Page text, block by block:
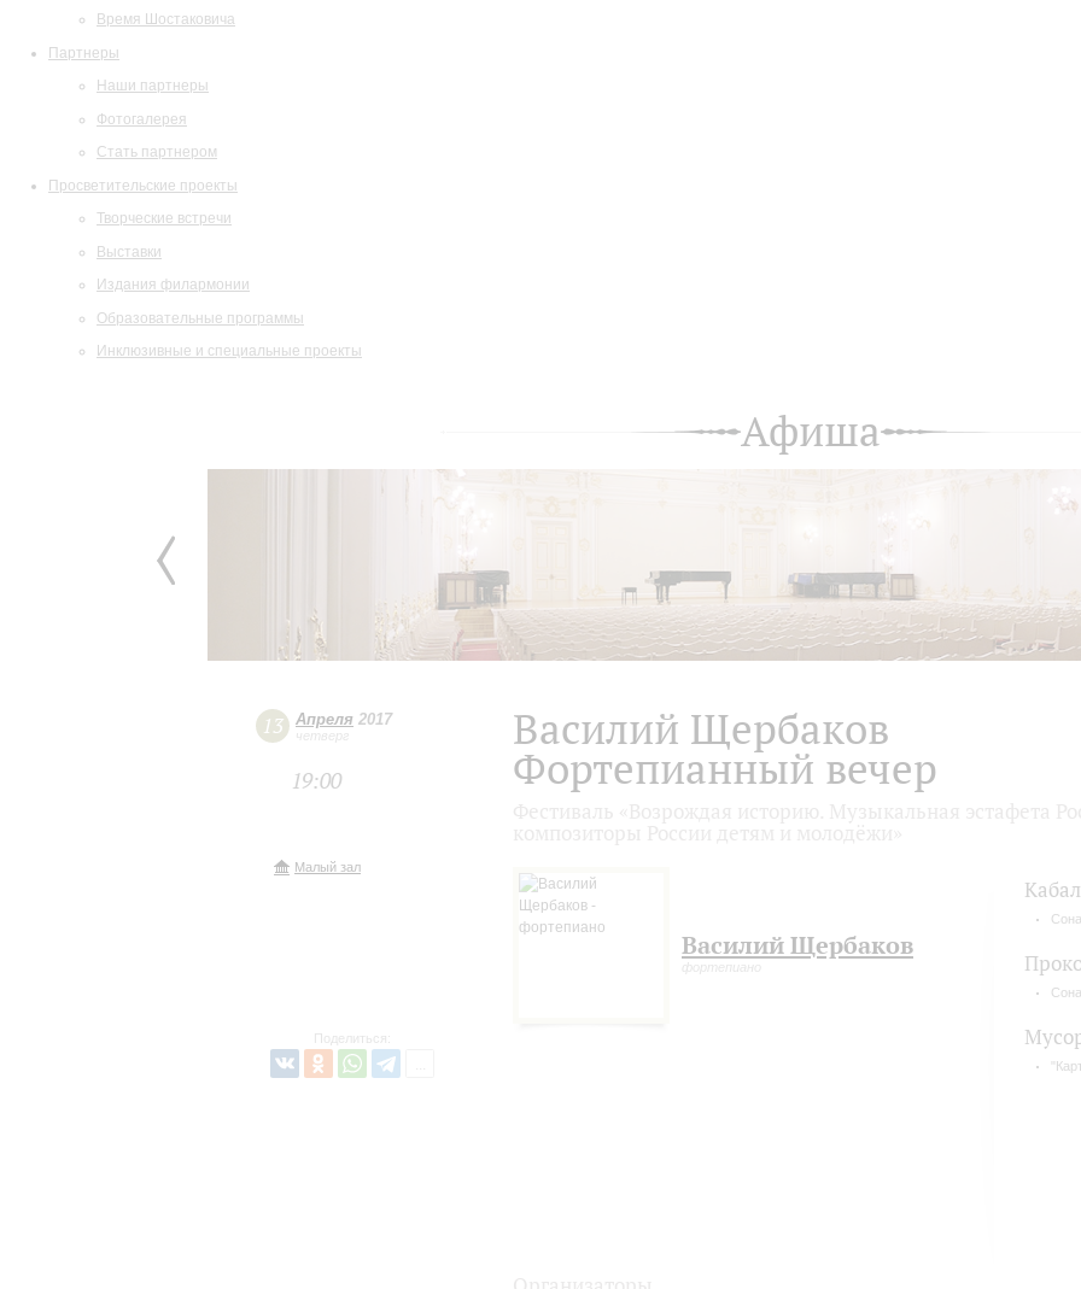
Время Шостаковича
Партнеры
Наши партнеры
Фотогалерея
Стать партнером
Просветительские проекты
Творческие встречи
Выставки
Издания филармонии
Образовательные программы
Инклюзивные и специальные проекты
Афиша
13 Апреля 2017
четверг
19:00
Малый зал
Поделиться:
Василий Щербаков
Фортепианный вечер
Василий Щербаков
фортепиано